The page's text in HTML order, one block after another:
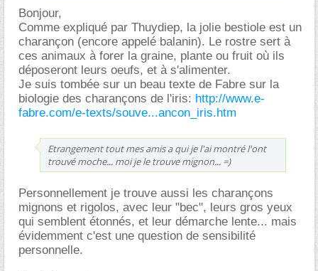
Bonjour,
Comme expliqué par Thuydiep, la jolie bestiole est un
charançon (encore appelé balanin). Le rostre sert à
ces animaux à forer la graine, plante ou fruit où ils
déposeront leurs oeufs, et à s'alimenter.
Je suis tombée sur un beau texte de Fabre sur la
biologie des charançons de l'iris: http://www.e-
fabre.com/e-texts/souve...ancon_iris.htm
Etrangement tout mes amis a qui je l'ai montré l'ont
trouvé moche... moi je le trouve mignon... =)
Personnellement je trouve aussi les charançons
mignons et rigolos, avec leur "bec", leurs gros yeux
qui semblent étonnés, et leur démarche lente... mais
évidemment c'est une question de sensibilité
personnelle.